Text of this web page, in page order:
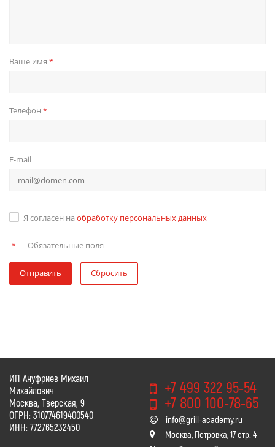
Ваше имя *
Телефон *
E-mail
Я согласен на обработку персональных данных
* — Обязательные поля
Отправить Сбросить
ИП Ануфриев Михаил
Михайлович
Москва, Тверская, 9
ОГРН: 310774619400540
ИНН: 772765232450
+7 499 322 95-54
+7 800 100-78-65
info@grill-academy.ru
Москва, Петровка, 17 стр. 4